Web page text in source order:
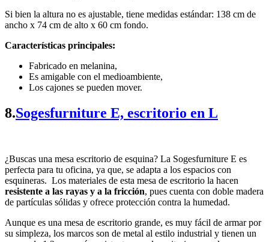
Si bien la altura no es ajustable, tiene medidas estándar: 138 cm de
ancho x 74 cm de alto x 60 cm fondo.
Características principales:
Fabricado en melanina,
Es amigable con el medioambiente,
Los cajones se pueden mover.
8.Sogesfurniture E, escritorio en L
¿Buscas una mesa escritorio de esquina? La Sogesfurniture E es
perfecta para tu oficina, ya que, se adapta a los espacios con
esquineras. Los materiales de esta mesa de escritorio la hacen
resistente a las rayas y a la fricción, pues cuenta con doble madera
de partículas sólidas y ofrece protección contra la humedad.
Aunque es una mesa de escritorio grande, es muy fácil de armar por
su simpleza, los marcos son de metal al estilo industrial y tienen un